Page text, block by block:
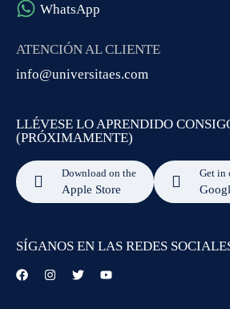
WhatsApp
ATENCIÓN AL CLIENTE
info@universitaes.com
LLÉVESE LO APRENDIDO
(PRÓXIMAMENTE)
Download on the
Apple Store
Get in
SÍGANOS EN LAS REDES